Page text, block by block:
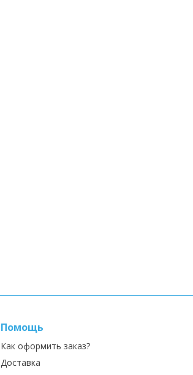
Помощь
Как оформить заказ?
Доставка